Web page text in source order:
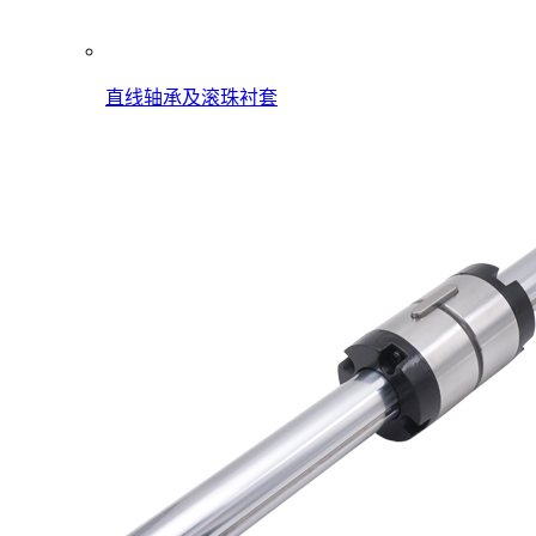
直线轴承及滚珠衬套